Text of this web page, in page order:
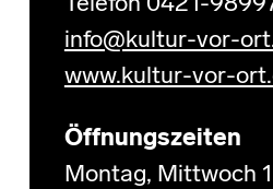
info@kultur-vor-
www.kultur-vor-
Öffnungszeiten
Montag, Mittwoch